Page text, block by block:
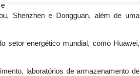
Shenzhen e Dongguan, além de uma
setor energético mundial, como Huawei,
laboratórios de armazenamento de